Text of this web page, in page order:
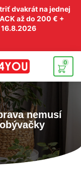
dvakrát na jednej
až do 200 € +
16.8.2026
0
nemusí